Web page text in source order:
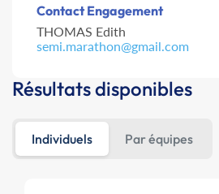
Contact Engagement
THOMAS Edith
semi.marathon@gmail.com
Résultats disponibles
Individuels Par équipes